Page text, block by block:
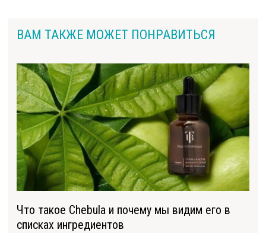
ВАМ ТАКЖЕ МОЖЕТ ПОНРАВИТЬСЯ
Что такое Chebula и почему мы видим его в
списках ингредиентов